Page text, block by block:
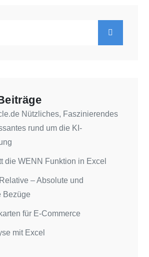
Nützliches, Faszinierendes
rund um die KI-
die WENN Funktion in Excel
– Absolute und
Bezüge
für E-Commerce
mit Excel